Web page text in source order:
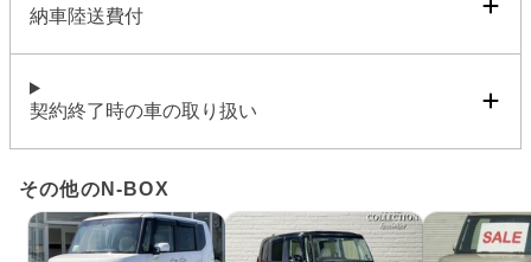
納車陸送費付
契約終了時の車の取り扱い
その他のN-BOX